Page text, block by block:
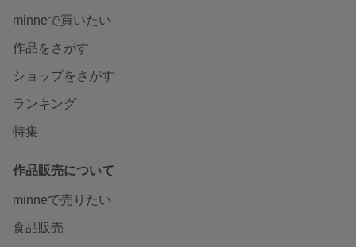
minneで買いたい
作品をさがす
ショップをさがす
ランキング
特集
作品販売について
minneで売りたい
食品販売